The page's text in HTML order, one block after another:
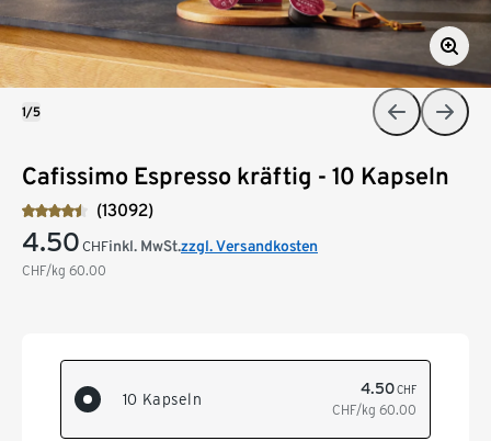
Cafissimo Espresso kräftig - 10 Kapseln
(13092)
4.50 CHF
CHF/kg 60.00
inkl. MwSt.zzgl. Versandkosten
10 Kapseln
4.50CHF
CHF/kg 60.00
1/5